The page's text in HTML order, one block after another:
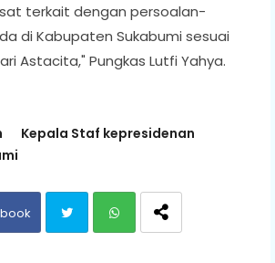
terkait dengan persoalan-
di Kabupaten Sukabumi sesuai
Astacita," Pungkas Lutfi Yahya.
Kepala Staf kepresidenan